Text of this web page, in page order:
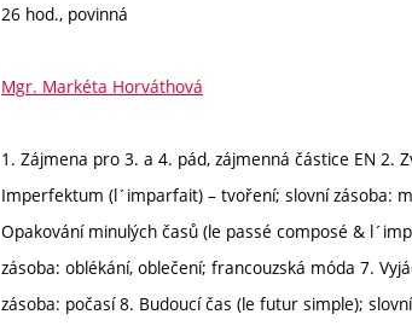
26 hod., povinná
Mgr. Markéta Horváthová
1. Zájmena pro 3. a 4. pád, zájmenná částice EN 2.
Imperfektum (l´imparfait) – tvoření; slovní zásoba:
Opakování minulých časů (le passé composé &
zásoba: oblékání, oblečení; francouzská móda 7.
zásoba: počasí 8. Budoucí čas (le futur simple);